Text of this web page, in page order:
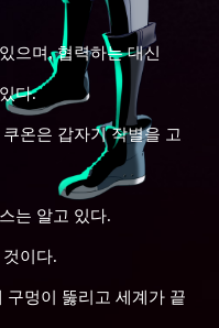
으며, 협력하는 대신
다.
온은 갑자기 작별을 고
는 알고 있다.
이다.
구멍이 뚫리고 세계가 끝